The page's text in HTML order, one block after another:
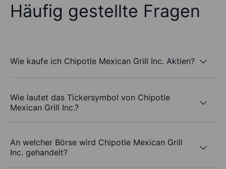
Häufig gestellte Fragen
Wie kaufe ich Chipotle Mexican Grill Inc. Aktien?
Wie lautet das Tickersymbol von Chipotle
Mexican Grill Inc.?
An welcher Börse wird Chipotle Mexican Grill
Inc. gehandelt?